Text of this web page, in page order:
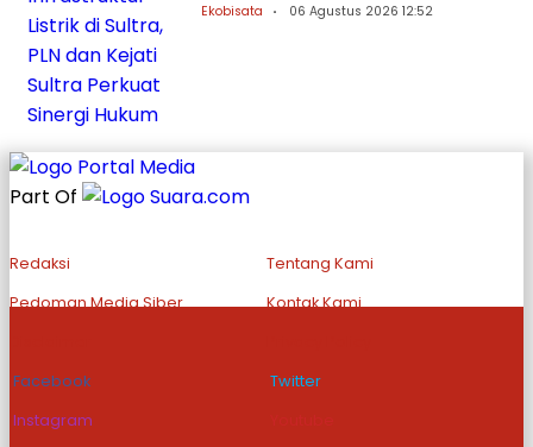
Ekobisata 06 Agustus 2026 12:52
Part Of
Redaksi
Tentang Kami
Pedoman Media Siber
Kontak Kami
Facebook
Twitter
Instagram